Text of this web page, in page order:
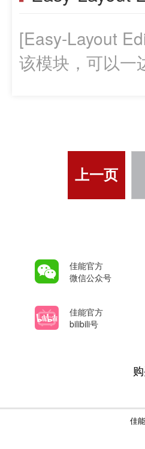
[Easy-Layout
该模块，可以一
上一页
佳能官方
微信公众号
佳能官方
bilibili号
佳